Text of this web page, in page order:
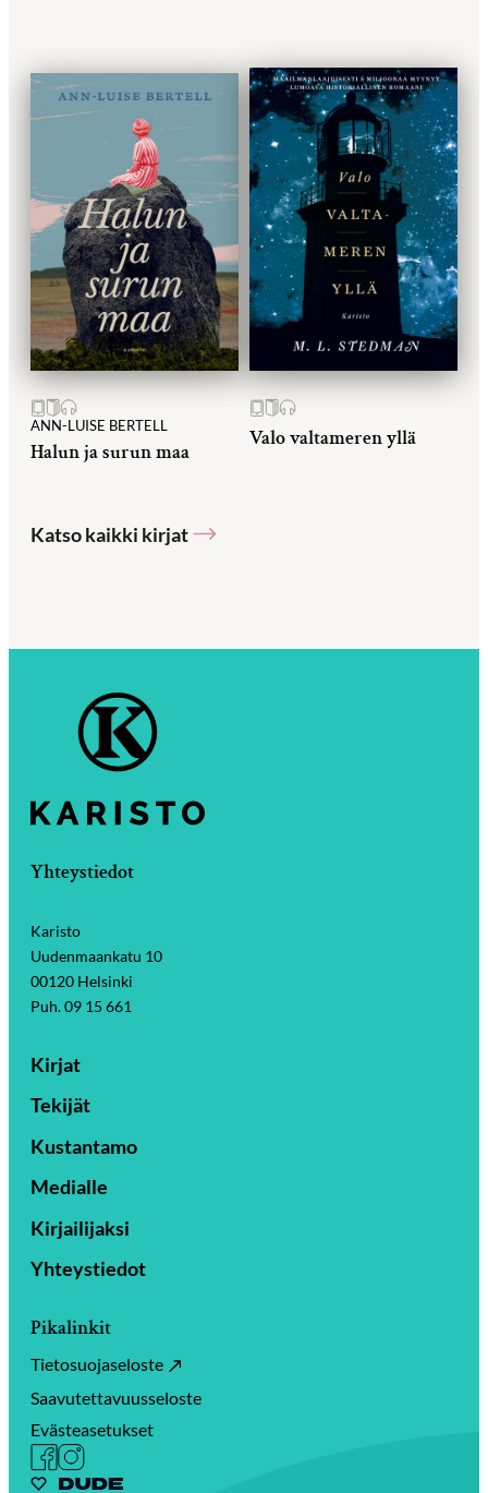
ANN-LUISE BERTELL
Halun ja surun maa
Valo valtameren yllä
Katso kaikki kirjat
Yhteystiedot
Karisto
Uudenmaankatu 10
00120 Helsinki
Puh. 09 15 661
Kirjat
Tekijät
Kustantamo
Medialle
Kirjailijaksi
Yhteystiedot
Pikalinkit
Tietosuojaseloste
Saavutettavuusseloste
Evästeasetukset
Facebook
Instagram